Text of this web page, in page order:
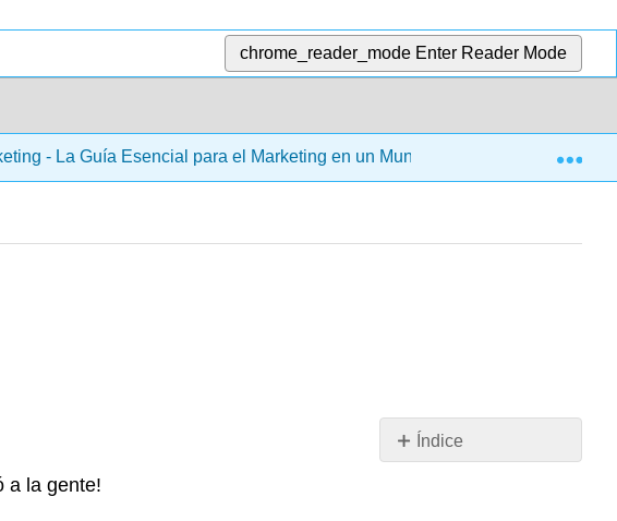
chrome_reader_mode Enter Reader Mode
- La Guía Esencial para el Marketing en un Mundo Digital (Stokes)
Índice
a la gente!